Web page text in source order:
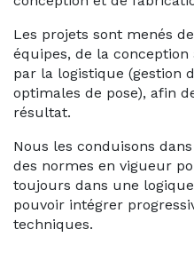
Les projets sont menés
équipes, de la
par la logistique (gestion
optimales de pose), afin
résultat.
Nous les conduisons
des normes en vigueur
toujours dans une
pouvoir intégrer
techniques.